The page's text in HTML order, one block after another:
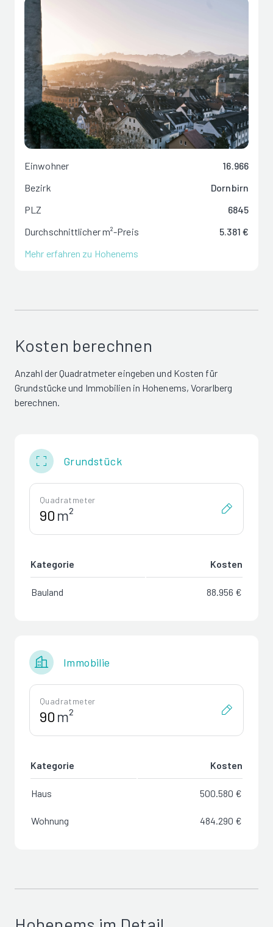
Einwohner
16.966
Bezirk
Dornbirn
PLZ
6845
Durchschnittlicher m²-Preis
5.381 €
Mehr erfahren zu Hohenems
Kosten berechnen
Anzahl der Quadratmeter eingeben und Kosten für
Grundstücke und Immobilien in Hohenems, Vorarlberg
berechnen.
Grundstück
Quadratmeter
m²
Kategorie Kosten
Bauland 88.956 €
Immobilie
Quadratmeter
m²
Kategorie Kosten
Haus 500.580 €
Wohnung 484.290 €